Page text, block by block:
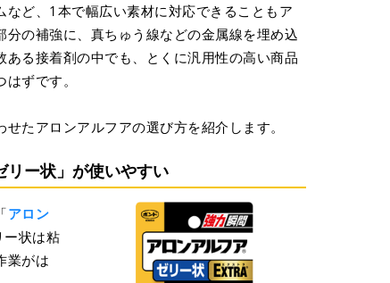
ど、1本で幅広い素材に対応できることもア
の補強に、真ちゅう線などの金属線を埋め込
る接着剤の中でも、とくに汎用性の高い商品
ずです。
たアロンアルフアの選び方を紹介します。
リー状」が使いやすい
アロン
ー状は粘
業がは